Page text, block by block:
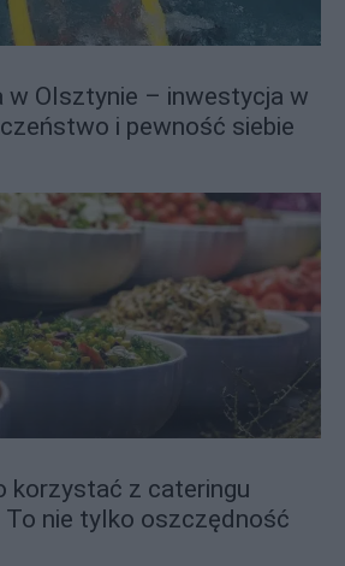
w Olsztynie – inwestycja w
i pewność siebie
korzystać z cateringu
nie tylko oszczędność